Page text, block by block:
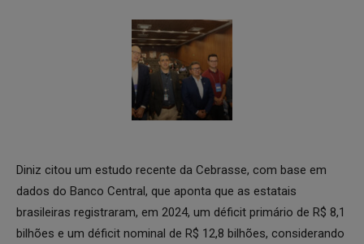
Diniz citou um estudo recente da Cebrasse, com base em
dados do Banco Central, que aponta que as estatais
brasileiras registraram, em 2024, um déficit primário de R$ 8,1
bilhões e um déficit nominal de R$ 12,8 bilhões, considerando